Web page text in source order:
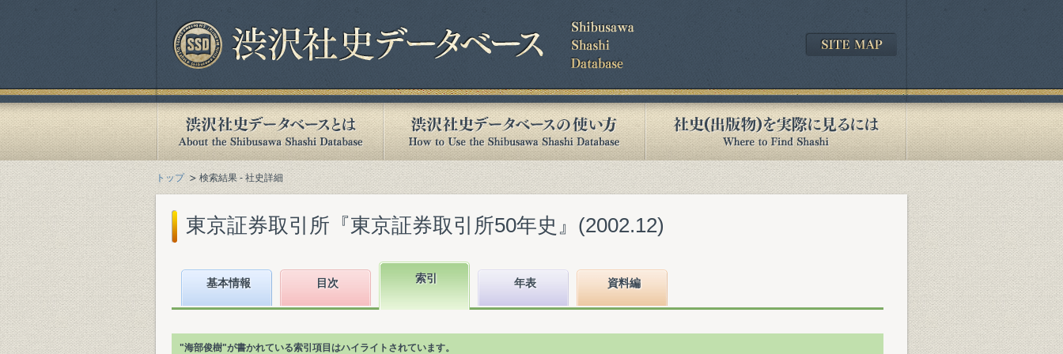
トップ 検索結果 - 社史詳細
東京証券取引所『東京証券取引所50年史』(2002.12)
基本情報 目次 索引 年表 資料編
"海部俊樹"が書かれている索引項目はハイライトされています。